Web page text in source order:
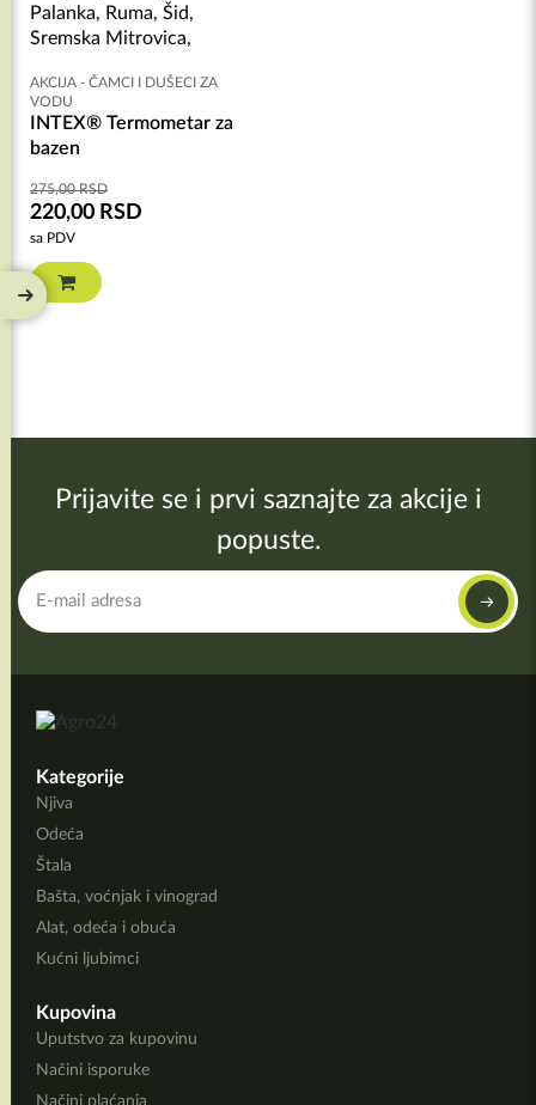
AKCIJA - ČAMCI I DUŠECI ZA
VODU
INTEX® Termometar za
bazen
275,00RSD
220,00 RSD
sa PDV
Prijavite se i prvi saznajte za akcije i
popuste.
Kategorije
Njiva
Odeća
Štala
Bašta, voćnjak i vinograd
Alat, odeća i obuća
Kućni ljubimci
Kupovina
Uputstvo za kupovinu
Načini isporuke
Načini plaćanja